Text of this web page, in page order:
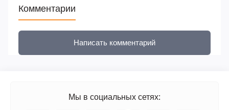
Комментарии
Написать комментарий
Мы в социальных сетях: